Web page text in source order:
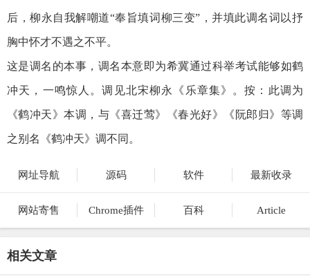
后，柳永自我解嘲道“奉旨填词柳三变”，并填此调名词以抒
胸中怀才不遇之不平。
这是调名的本事，调名本意即为希冀通过科举考试能够如鹤
冲天，一鸣惊人。调见北宋柳永《乐章集》。按：此调为
《鹤冲天》本调，与《喜迁莺》《春光好》《阮郎归》等调
之别名《鹤冲天》调不同。
网址导航 源码 软件 最新收录
网站寄售 Chrome插件 百科 Article
相关文章